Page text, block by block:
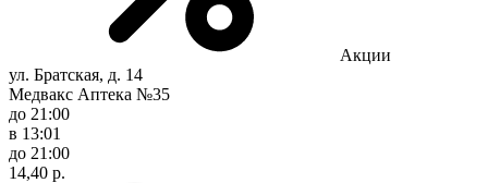
Акции
ул. Братская, д. 14
Медвакс Аптека №35
до 21:00
в 13:01
до 21:00
14,40 р.